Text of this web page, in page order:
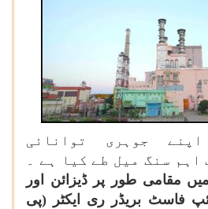
جوہری توانائی
اہم سنگ میل طے کیا ہے ۔
مقامی طور پر ڈیزائن اور
فاسٹ بریڈر ری ایکٹر (پی